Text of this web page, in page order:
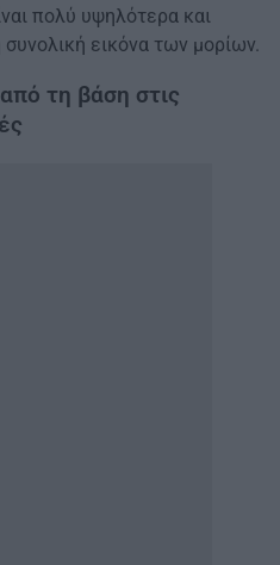
πολύ υψηλότερα και
εικόνα των μορίων.
τη βάση στις